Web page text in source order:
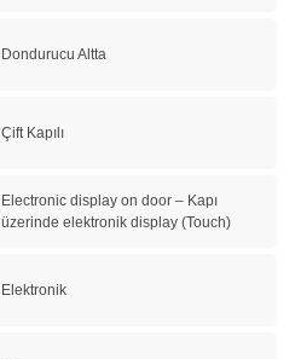
Dondurucu Altta
Çift Kapılı
Electronic display on door – Kapı
üzerinde elektronik display (Touch)
Elektronik